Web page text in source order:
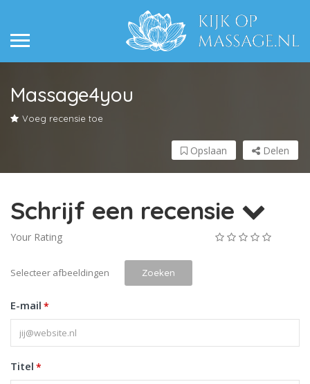
Massage4you
Voeg recensie toe
Delen
Opslaan
Schrijf een recensie
Your Rating
Selecteer afbeeldingen Zoeken
E-mail *
Titel *